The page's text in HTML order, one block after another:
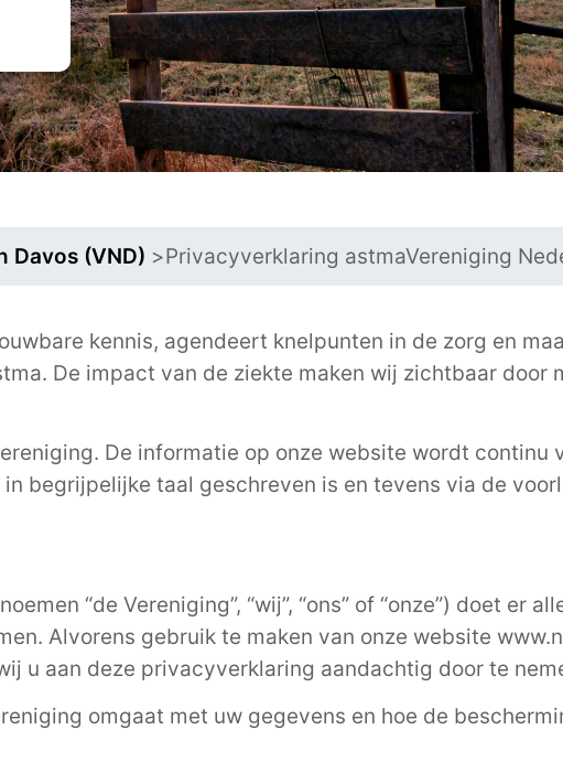
Davos (VND) >Privacyverklaring astmaVereniging
kennis, agendeert knelpunten in de zorg en
De impact van de ziekte maken wij zichtbaar door
De informatie op onze website wordt continu
begrijpelijke taal geschreven is en tevens via de
“de Vereniging”, “wij”, “ons” of “onze”) doet er
Alvorens gebruik te maken van onze website
u aan deze privacyverklaring aandachtig door te
omgaat met uw gegevens en hoe de